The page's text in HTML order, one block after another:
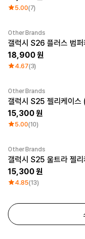
5.00(7)
New
Other Brands
18,900
4.67(3)
Other Brands
갤럭시 S25 젤리케이스
15,300
5.00(10)
Other Brands
15,300
4.85(13)